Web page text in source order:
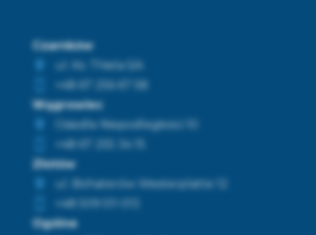
Czarnków
ul. Ks. Thiela 5/4
+48 67 256 67 58
Wągrowiec
Osiedle Niepodległości 10
+48 67 255 34 15
Złotów
ul. Bohaterów Westerplatte 12
+48 509 511 013
Ogólne